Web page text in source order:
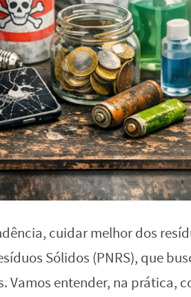
cuidar melhor dos
Sólidos (PNRS), que
Vamos entender, na prática,